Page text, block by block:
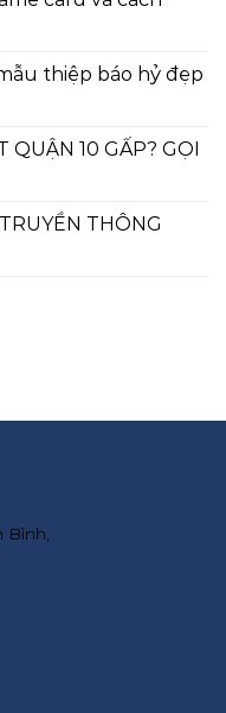
thiệp báo hỷ đẹp
QUẬN 10 GẤP? GỌI
THÔNG
Bình,